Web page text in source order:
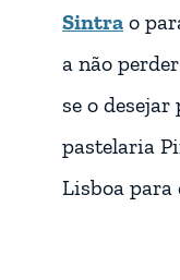
Sintra o
a não
se o
pastelaria
Lisboa para